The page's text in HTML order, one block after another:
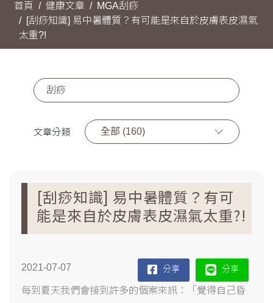
首頁 健康文章
MGA刮痧
[刮痧知識] 易中暑體質？有可能是來自於皮膚表皮濕氣
太重?!
文章分類 全部 (160)
[刮痧知識] 易中暑體質？有可
能是來自於皮膚表皮濕氣太重?!
2021-07-07 分享 分享
每到夏天我們會接到許多的個案來訊：「覺得自己昏